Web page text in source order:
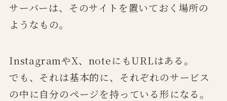
サーバーは、そのサイトを置いておく場所の
ようなもの。
InstagramやX、noteにもURLはある。
でも、それは基本的に、それぞれのサービス
の中に自分のページを持っている形になる。